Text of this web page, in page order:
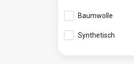
Baumwolle
Synthetisch